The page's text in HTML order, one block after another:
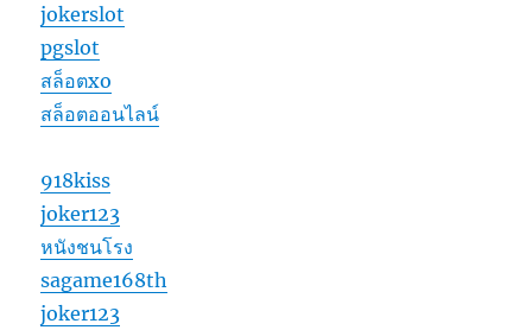
jokerslot
pgslot
สล็อตxo
สล็อตออนไลน์
918kiss
joker123
หนังชนโรง
sagame168th
joker123